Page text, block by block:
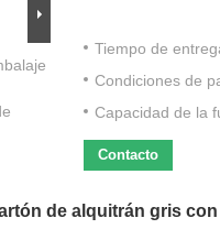
Tiempo de
Condiciones de
Capacidad de la
Contacto
de alquitrán gris